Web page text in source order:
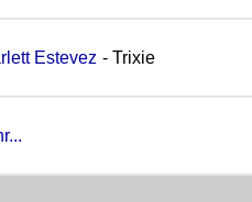
Estevez - Trixie